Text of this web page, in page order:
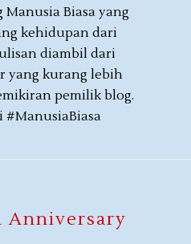
Manusia Biasa yang
kehidupan dari
diambil dari
yang kurang lebih
pemilik blog.
#ManusiaBiasa
Anniversary